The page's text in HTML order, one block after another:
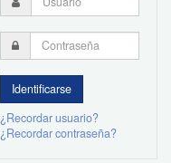
¿Recordar usuario?
¿Recordar contraseña?